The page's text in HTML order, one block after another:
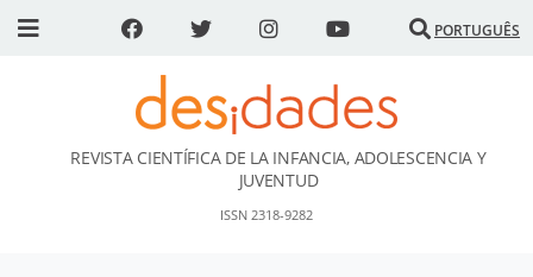
PORTUGUÊS
DESidades
REVISTA CIENTÍFICA DE LA INFANCIA, ADOLESCENCIA Y
JUVENTUD
ISSN 2318-9282